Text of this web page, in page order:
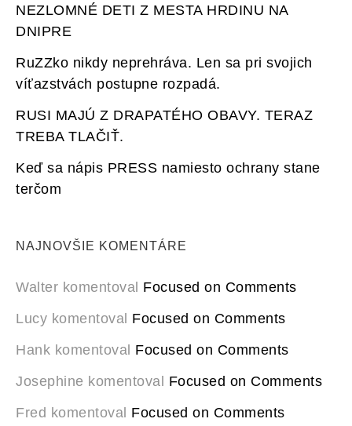
NEZLOMNÉ DETI Z MESTA HRDINU NA
DNIPRE
RuZZko nikdy neprehráva. Len sa pri svojich
víťazstvách postupne rozpadá.
RUSI MAJÚ Z DRAPATÉHO OBAVY. TERAZ
TREBA TLAČIŤ.
Keď sa nápis PRESS namiesto ochrany stane
terčom
NAJNOVŠIE KOMENTÁRE
Walter komentoval Focused on Comments
Lucy komentoval Focused on Comments
Hank komentoval Focused on Comments
Josephine komentoval Focused on Comments
Fred komentoval Focused on Comments